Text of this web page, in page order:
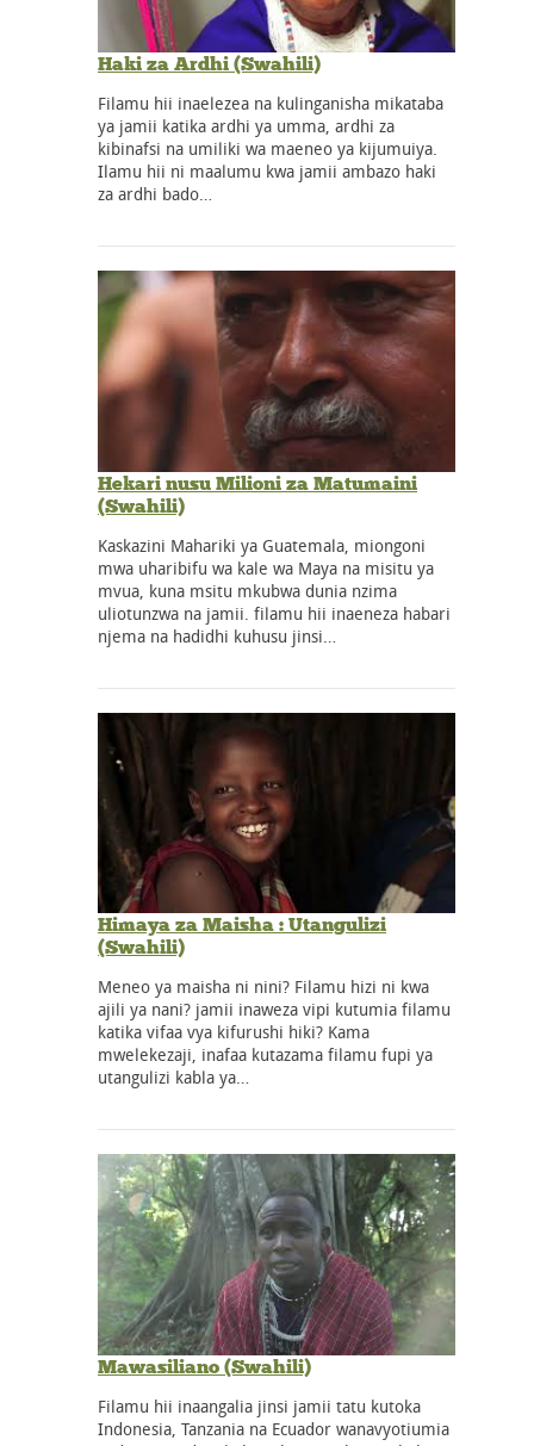
Haki za Ardhi (Swahili)
Filamu hii inaelezea na kulinganisha mikataba
ya jamii katika ardhi ya umma, ardhi za
kibinafsi na umiliki wa maeneo ya kijumuiya.
Ilamu hii ni maalumu kwa jamii ambazo haki
za ardhi bado…
Hekari nusu Milioni za Matumaini
(Swahili)
Kaskazini Mahariki ya Guatemala, miongoni
mwa uharibifu wa kale wa Maya na misitu ya
mvua, kuna msitu mkubwa dunia nzima
uliotunzwa na jamii. filamu hii inaeneza habari
njema na hadidhi kuhusu jinsi…
Himaya za Maisha : Utangulizi
(Swahili)
Meneo ya maisha ni nini? Filamu hizi ni kwa
ajili ya nani? jamii inaweza vipi kutumia filamu
katika vifaa vya kifurushi hiki? Kama
mwelekezaji, inafaa kutazama filamu fupi ya
utangulizi kabla ya…
Mawasiliano (Swahili)
Filamu hii inaangalia jinsi jamii tatu kutoka
Indonesia, Tanzania na Ecuador wanavyotiumia